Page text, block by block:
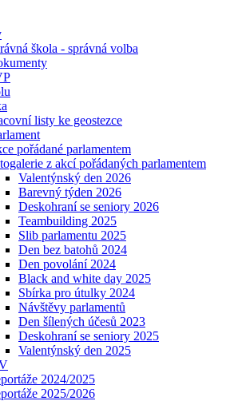
škola - správná volba
listy ke geostezce
pořádané parlamentem
z akcí pořádaných parlamentem
Valentýnský den 2026
Barevný týden 2026
Deskohraní se seniory 2026
Teambuilding 2025
Slib parlamentu 2025
Den bez batohů 2024
Den povolání 2024
Black and white day 2025
Sbírka pro útulky 2024
Návštěvy parlamentů
Den šílených účesů 2023
Deskohraní se seniory 2025
Valentýnský den 2025
2024/2025
2025/2026